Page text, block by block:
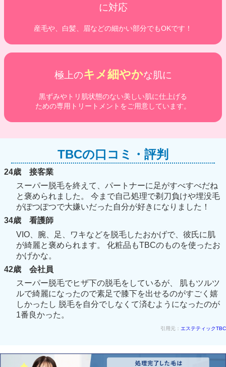
に対応
産毛や、白髪、眉などの細かい部分でもOKです！
極上のキメ細やかな肌に
黒ずみやトリ肌状態のない美しい肌に仕上げる
ための専用トリートメントをご用意しています。
TBCの口コミ・評判
24歳 接客業
スーパー脱毛を終えて、パートナーに足がすべすべだね
と褒められました。 今まで自己処理で剃刀負けや埋没毛
がぽつぽつで大嫌いだった自分が好きになりました！
34歳 看護師
VIO、腕、足、ワキなどを脱毛したおかげで、彼氏に肌
が綺麗と褒められます。 化粧品もTBCのものを使ったお
かげかな。
42歳 会社員
スーパー脱毛でヒザ下の脱毛をしているが、 肌もツルツ
ルで綺麗になったので素足で膝下を出せるのがすごく嬉
しかったし 脱毛を自分でしなくて済むようになったのが
1番良かった。
引用元： エステティックTBC